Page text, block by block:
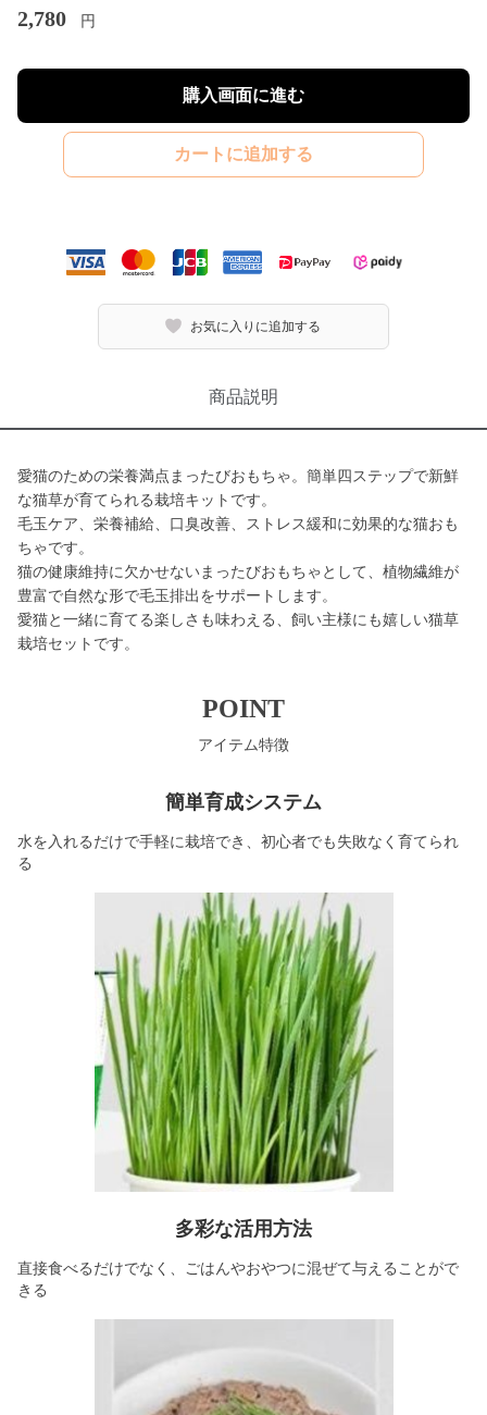
2,780 円
購入画面に進む
カートに追加する
お気に入りに追加する
商品説明
愛猫のための栄養満点まったびおもちゃ。簡単四ステップで新鮮
な猫草が育てられる栽培キットです。
毛玉ケア、栄養補給、口臭改善、ストレス緩和に効果的な猫おも
ちゃです。
猫の健康維持に欠かせないまったびおもちゃとして、植物繊維が
豊富で自然な形で毛玉排出をサポートします。
愛猫と一緒に育てる楽しさも味わえる、飼い主様にも嬉しい猫草
栽培セットです。
POINT
アイテム特徴
簡単育成システム
水を入れるだけで手軽に栽培でき、初心者でも失敗なく育てられ
る
多彩な活用方法
直接食べるだけでなく、ごはんやおやつに混ぜて与えることがで
きる